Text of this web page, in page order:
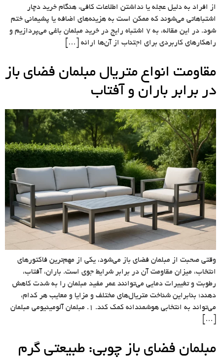
از افراد به دلیل عجله یا نداشتن اطلاعات کافی، هنگام خرید دچار
اشتباهاتی می‌شوند که ممکن است به هزینه‌های اضافه یا پشیمانی ختم
شود. در این مقاله، به ۷ اشتباه رایج در خرید مبلمان باغی می‌پردازیم و
راهکارهای کاربردی برای اجتناب از آن‌ها ارائه […]
مقاومت انواع متریال مبلمان فضای باز
در برابر باران و آفتاب
وقتی صحبت از مبلمان فضای باز می‌شود، یکی از مهم‌ترین فاکتورهای
انتخاب، میزان مقاومت آن در برابر شرایط جوی است. باران، آفتاب،
رطوبت و تغییرات دمایی می‌توانند عمر مفید مبلمان را به شدت کاهش
دهند؛ بنابراین شناخت متریال‌های مختلف و مزایا و معایب هر کدام،
می‌تواند به انتخابی هوشمندانه کمک کند. 1. مبلمان آلومینیومی مبلمان
[…]
مبلمان فضای باز چوبی: طبیعتی گرم